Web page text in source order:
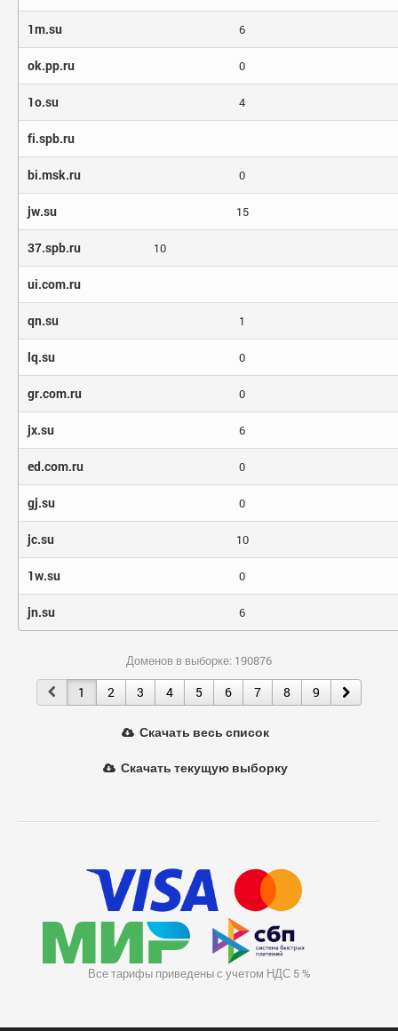
1m.su 6
ok.pp.ru 0
1o.su 4
fi.spb.ru
bi.msk.ru 0
jw.su 15
37.spb.ru 10
ui.com.ru
qn.su 1
lq.su 0
gr.com.ru 0
jx.su 6
ed.com.ru 0
gj.su 0
jc.su 10
1w.su 0
jn.su 6
Доменов в выборке: 190876
1 2 3 4 5 6 7 8 9
Скачать весь список
Скачать текущую выборку
Все тарифы приведены с учетом НДС 5 %